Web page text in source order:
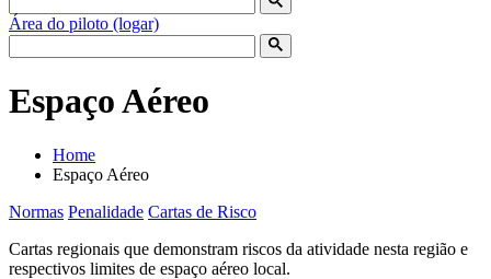
Área do piloto (logar)
Espaço Aéreo
Home
Espaço Aéreo
Normas Penalidade Cartas de Risco
Cartas regionais que demonstram riscos da atividade nesta região e
respectivos limites de espaço aéreo local.